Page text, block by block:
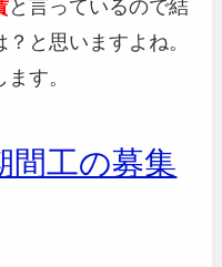
と言っているので結
と思いますよね。
す。
間工の募集